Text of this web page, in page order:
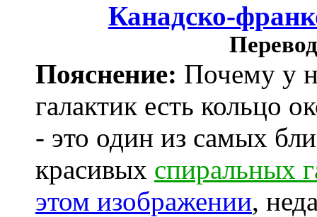
Канадско-
Пояснение: Почему у
галактик есть кольцо
- это один из самых
красивых спиральных
этом изображении,